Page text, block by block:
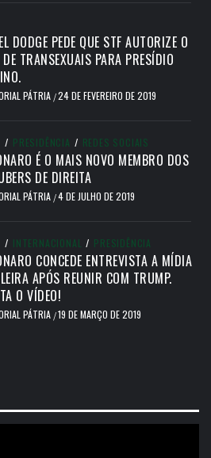
DODGE PEDE QUE STF AUTORIZE O
DE TRANSEXUAIS PARA PRESÍDIO
PÁTRIA /24 DE FEVEREIRO DE 2019
/ PRESIDÊNCIA / REDES SOCIAIS
É O MAIS NOVO MEMBRO DOS
DE DIREITA
PÁTRIA /4 DE JULHO DE 2019
/ INTERNACIONAL / PRESIDÊNCIA
CONCEDE ENTREVISTA A MÍDIA
APÓS REUNIR COM TRUMP.
O VÍDEO!
PÁTRIA /19 DE MARÇO DE 2019